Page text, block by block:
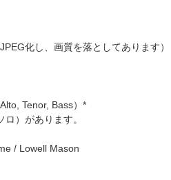
化し、画質を落としてあります）
Alto, Tenor, Bass）*
）があります。
/ Lowell Mason